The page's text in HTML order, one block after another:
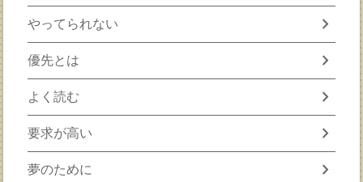
やってられない chevron_right
優先とは chevron_right
よく読む chevron_right
要求が高い chevron_right
夢のために chevron_right